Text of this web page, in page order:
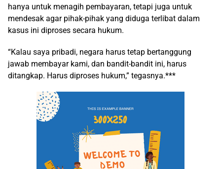
hanya untuk menagih pembayaran, tetapi juga untuk
mendesak agar pihak-pihak yang diduga terlibat dalam
kasus ini diproses secara hukum.
“Kalau saya pribadi, negara harus tetap bertanggung
jawab membayar kami, dan bandit-bandit ini, harus
ditangkap. Harus diproses hukum,” tegasnya.***